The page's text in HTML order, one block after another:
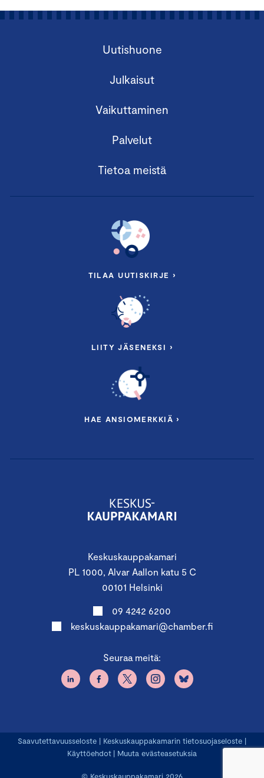
Keskuskauppakamari
PL 1000, Alvar Aallon katu 5 C
00101 Helsinki
09 4242 6200
keskuskauppakamari@chamber.fi
Seuraa meitä:
Uutishuone
Julkaisut
Vaikuttaminen
Palvelut
Tietoa meistä
TILAA UUTISKIRJE ›
LIITY JÄSENEKSI ›
HAE ANSIOMERKKIÄ ›
Saavutettavuusseloste | Keskuskauppakamarin tietosuojaseloste |
Käyttöehdot | Muuta evästeasetuksia